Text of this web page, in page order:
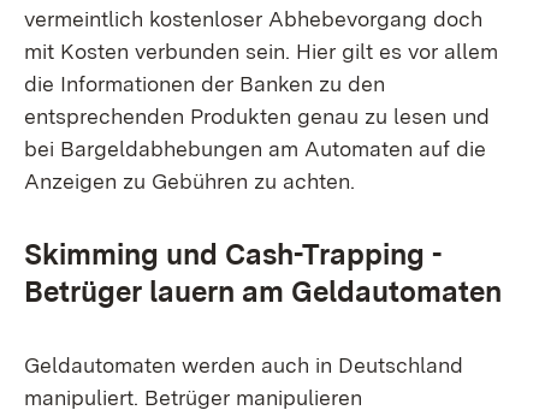
vermeintlich kostenloser Abhebevorgang doch
mit Kosten verbunden sein. Hier gilt es vor allem
die Informationen der Banken zu den
entsprechenden Produkten genau zu lesen und
bei Bargeldabhebungen am Automaten auf die
Anzeigen zu Gebühren zu achten.
Skimming und Cash-Trapping -
Betrüger lauern am Geldautomaten
Geldautomaten werden auch in Deutschland
manipuliert. Betrüger manipulieren